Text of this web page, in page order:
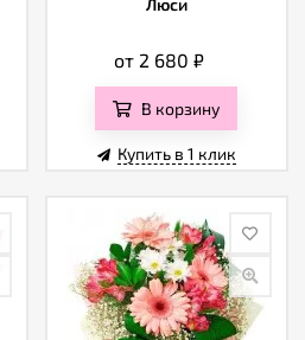
Люси
от 2 680₽
В корзину
Купить в 1 клик